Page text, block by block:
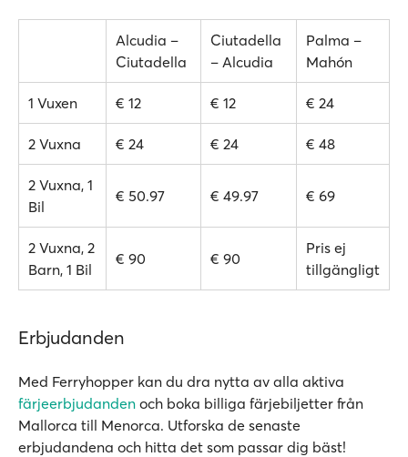
Alcudia –
Ciutadella
Ciutadella
– Alcudia
Palma –
Mahón
1 Vuxen € 12 € 12 € 24
2 Vuxna € 24 € 24 € 48
2 Vuxna, 1
Bil
€ 50.97 € 49.97 € 69
2 Vuxna, 2
Barn, 1 Bil
€ 90 € 90
Pris ej
tillgängligt
Erbjudanden
Med Ferryhopper kan du dra nytta av alla aktiva
färjeerbjudanden och boka billiga färjebiljetter från
Mallorca till Menorca. Utforska de senaste
erbjudandena och hitta det som passar dig bäst!